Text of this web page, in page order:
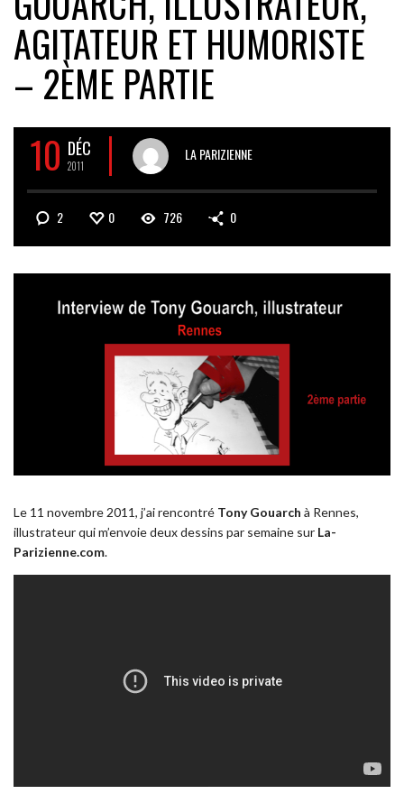
AGITATEUR ET HUMORISTE
– 2ÈME PARTIE
10 DÉC
2011
LA PARIZIENNE
2 0 726 0
Le 11 novembre 2011, j’ai rencontré Tony Gouarch à Rennes,
illustrateur qui m’envoie deux dessins par semaine sur La-
Parizienne.com.